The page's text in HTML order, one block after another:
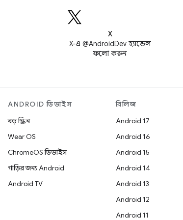
X
X-এ @AndroidDev হ্যান্ডেল
ফলো করুন
ANDROID ডিভাইস
বড় স্ক্রিন
Wear OS
ChromeOS ডিভাইস
গাড়ির জন্য Android
Android TV
রিলিজ
Android 17
Android 16
Android 15
Android 14
Android 13
Android 12
Android 11